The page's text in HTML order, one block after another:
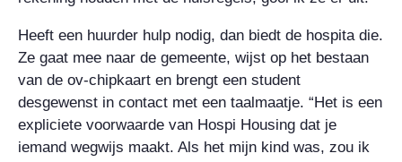
Heeft een huurder hulp nodig, dan biedt de hospita die.
Ze gaat mee naar de gemeente, wijst op het bestaan
van de ov-chipkaart en brengt een student
desgewenst in contact met een taalmaatje. “Het is een
expliciete voorwaarde van Hospi Housing dat je
iemand wegwijs maakt. Als het mijn kind was, zou ik